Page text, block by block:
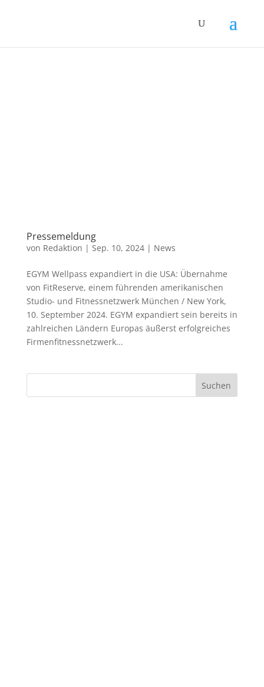
Pressemeldung
von Redaktion | Sep. 10, 2024| News
EGYM Wellpass expandiert in die USA: Übernahme
von FitReserve, einem führenden amerikanischen
Studio- und Fitnessnetzwerk München / New York,
10. September 2024. EGYM expandiert sein bereits in
zahlreichen Ländern Europas äußerst erfolgreiches
Firmenfitnessnetzwerk...
Suchen